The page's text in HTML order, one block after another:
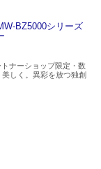
BZ5000シリーズ
ナーショップ限定・数
しく。異彩を放つ独創